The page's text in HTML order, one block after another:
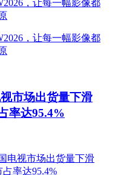
市场出货量下滑
率达95.4%